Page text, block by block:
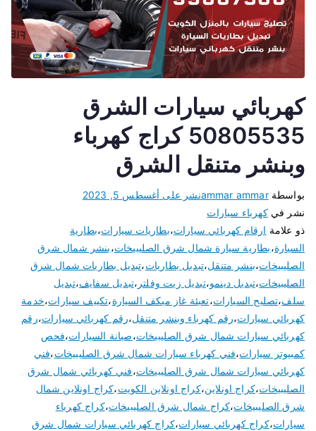
كهربائي سيارات الشرق
50805535 كراج كهرباء
وبنشر متنقل الشرق
بواسطةammar ammarنشر على أغسطس 5, 2023
نشر فيكهرباء سيارات
ذو علامة ارقام كهربائي سيارات،بطاريات سيارات،بطارية
السيارة،بطارية سيارة شمال شرق الصليبيخات،بنشر شمال شرق
الصليبيخات،بنشر متنقل،تبديل بطاريات،تبديل بطاريات شمال شرق
الصليبيخات،تبديل دينمو،تبديل زيت وفلتر ،تبديل سفايف،تبديل
سلف،تصليح السيارات،تعبئة غاز ميكف السيارة،تكييف سيارات،خدمة
كهربائي سيارات،رقم كهرباء وبنشر متنقل،رقم كهربائي سيارات،رقم
كهربائي سيارات شمال شرق الصليبيخات،صيانة السيارات،فحص
كمبيوتر سيارات،فني كهرباء سيارات شمال شرق الصليبيخات،فني
كهربائي سيارات شمال شرق الصليبيخات،فني كهربائي شمال شرق
الصليبيخات،كراج اونلاين،كراج اونلاين الكويت،كراج اونلاين شمال
شرق الصليبيخات،كراج شمال شرق الصليبيخات،كراج كهرباء
سيارات،كراج كهربائي سيارات،كراج كهربائي سيارات شمال شرق